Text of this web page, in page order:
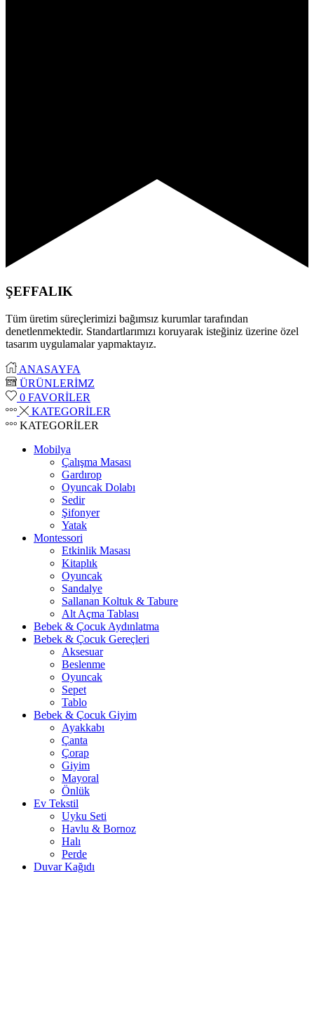
ŞEFFALIK
Tüm üretim süreçlerimizi bağımsız kurumlar tarafından
denetlenmektedir. Standartlarımızı koruyarak isteğiniz üzerine özel
tasarım uygulamalar yapmaktayız.
ANASAYFA
ÜRÜNLERİMZ
0 FAVORİLER
KATEGORİLER
KATEGORİLER
Mobilya
Çalışma Masası
Gardırop
⁠Oyuncak Dolabı
Sedir
Şifonyer
Yatak
Montessori
Etkinlik Masası
Kitaplık
Oyuncak
Sandalye
Sallanan Koltuk & Tabure
Alt Açma Tablası
Bebek & Çocuk Aydınlatma
Bebek & Çocuk Gereçleri
Aksesuar
Beslenme
Oyuncak
Sepet
Tablo
Bebek & Çocuk Giyim
Ayakkabı
Çanta
Çorap
Giyim
Mayoral
Önlük
Ev Tekstil
Uyku Seti
Havlu & Bornoz
Halı
Perde
Duvar Kağıdı